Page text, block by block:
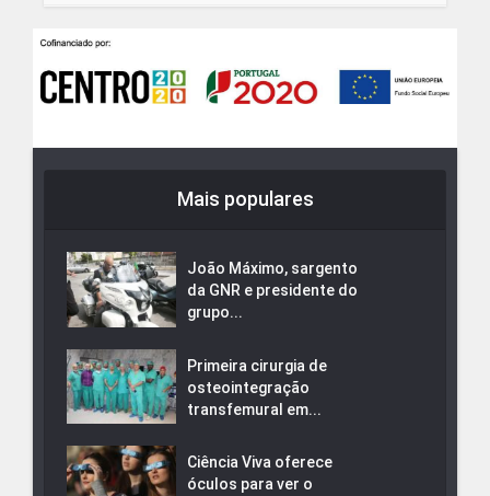
Mais populares
João Máximo, sargento
da GNR e presidente do
grupo...
Primeira cirurgia de
osteointegração
transfemural em...
Ciência Viva oferece
óculos para ver o